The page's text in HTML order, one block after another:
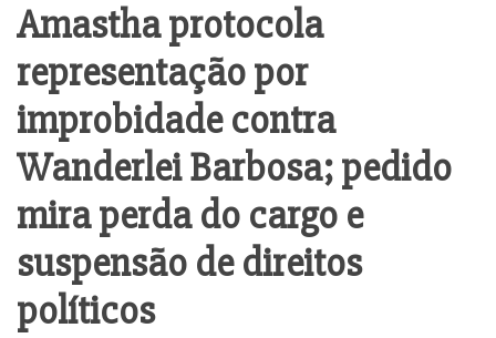
Amastha protocola
representação por
improbidade contra
Wanderlei Barbosa; pedido
mira perda do cargo e
suspensão de direitos
políticos